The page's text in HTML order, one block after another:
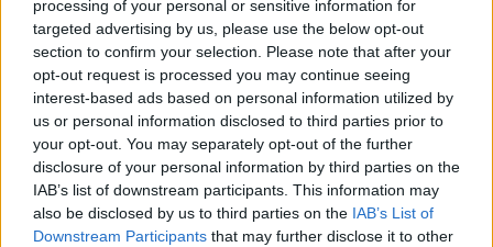
processing of your personal or sensitive information for
targeted advertising by us, please use the below opt-out
section to confirm your selection. Please note that after your
opt-out request is processed you may continue seeing
interest-based ads based on personal information utilized by
us or personal information disclosed to third parties prior to
your opt-out. You may separately opt-out of the further
disclosure of your personal information by third parties on the
IAB’s list of downstream participants. This information may
also be disclosed by us to third parties on the IAB’s List of
Downstream Participants that may further disclose it to other
Hablar al bebé en dos idiomas desde el
nacimiento: ¿le beneficia o lo confunde?
LEER
"No entendía que era mi hijo": despertó del coma
sin recordar que había dado a luz. ¿Qué pasó?
LEER